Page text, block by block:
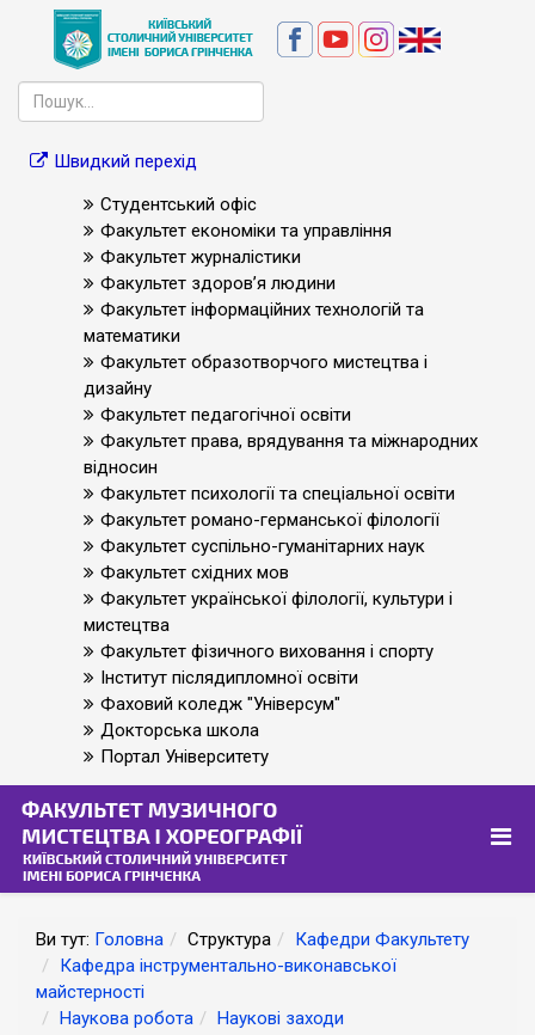
Швидкий перехід
Студентський офіс
Факультет економіки та управління
Факультет журналістики
Факультет здоров’я людини
Факультет інформаційних технологій та
математики
Факультет образотворчого мистецтва і
дизайну
Факультет педагогічної освіти
Факультет права, врядування та міжнародних
відносин
Факультет психології та спеціальної освіти
Факультет романо-германської філології
Факультет суспільно-гуманітарних наук
Факультет східних мов
Факультет української філології, культури і
мистецтва
Факультет фізичного виховання і спорту
Інститут післядипломної освіти
Фаховий коледж "Універсум"
Докторська школа
Портал Університету
Ви тут: Головна Структура
Кафедри Факультету
Кафедра інструментально-виконавської
майстерності
Наукова робота
Наукові заходи